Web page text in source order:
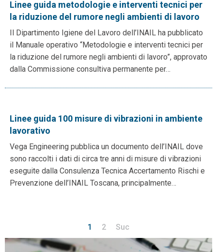
Linee guida metodologie e interventi tecnici per
la riduzione del rumore negli ambienti di lavoro
Il Dipartimento Igiene del Lavoro dell’INAIL ha pubblicato
il Manuale operativo “Metodologie e interventi tecnici per
la riduzione del rumore negli ambienti di lavoro”, approvato
dalla Commissione consultiva permanente per…
Linee guida 100 misure di vibrazioni in ambiente
lavorativo
Vega Engineering pubblica un documento dell’INAIL dove
sono raccolti i dati di circa tre anni di misure di vibrazioni
eseguite dalla Consulenza Tecnica Accertamento Rischi e
Prevenzione dell’INAIL Toscana, principalmente…
1 2 Suc